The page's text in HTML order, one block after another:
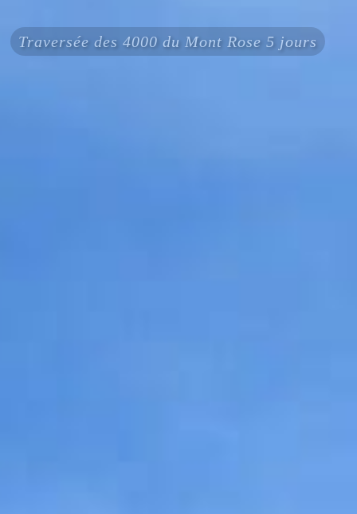
Traversée des 4000 du Mont Rose 5 jours